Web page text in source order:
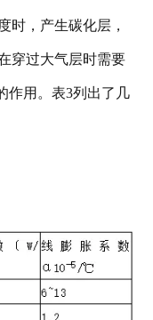
时，产生碳化层，
穿过大气层时需要
作用。表3列出了几